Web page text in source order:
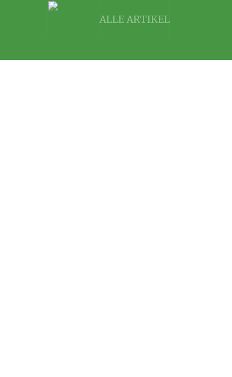
ALLE ARTIKEL